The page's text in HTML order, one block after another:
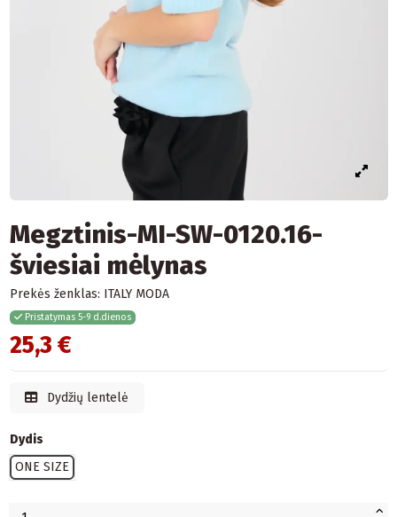
Megztinis-MI-SW-0120.16-
šviesiai mėlynas
Prekės ženklas: ITALY MODA
Pristatymas 5-9 d.dienos
25,3 €
Dydžių lentelė
Dydis
ONE SIZE